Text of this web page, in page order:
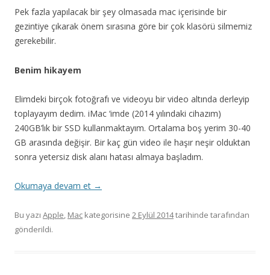
Pek fazla yapılacak bir şey olmasada mac içerisinde bir
gezintiye çıkarak önem sırasına göre bir çok klasörü silmemiz
gerekebilir.
Benim hikayem
Elimdeki birçok fotoğrafı ve videoyu bir video altında derleyip
toplayayım dedim. iMac ‘imde (2014 yılındaki cihazım)
240GB’lık bir SSD kullanmaktayım. Ortalama boş yerim 30-40
GB arasında değişir. Bir kaç gün video ile haşır neşir olduktan
sonra yetersiz disk alanı hatası almaya başladım.
Okumaya devam et →
Bu yazı Apple, Mac kategorisine 2 Eylül 2014tarihinde tarafından
gönderildi.